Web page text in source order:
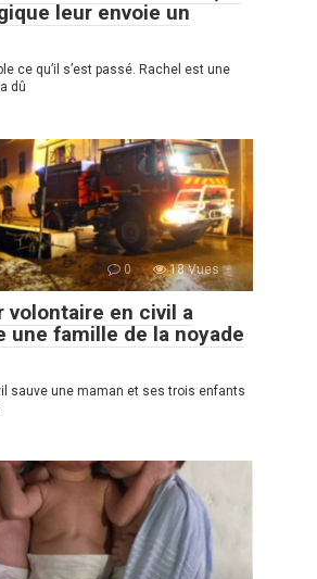
leur envoie un
ce qu’il s’est passé. Rachel est une
dû
0 18 Vues :
volontaire en civil a
une famille de la noyade
sauve une maman et ses trois enfants